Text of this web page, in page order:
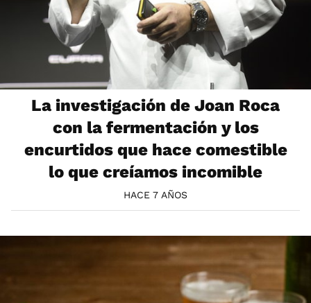
La investigación de Joan Roca
con la fermentación y los
encurtidos que hace comestible
lo que creíamos incomible
HACE 7 AÑOS